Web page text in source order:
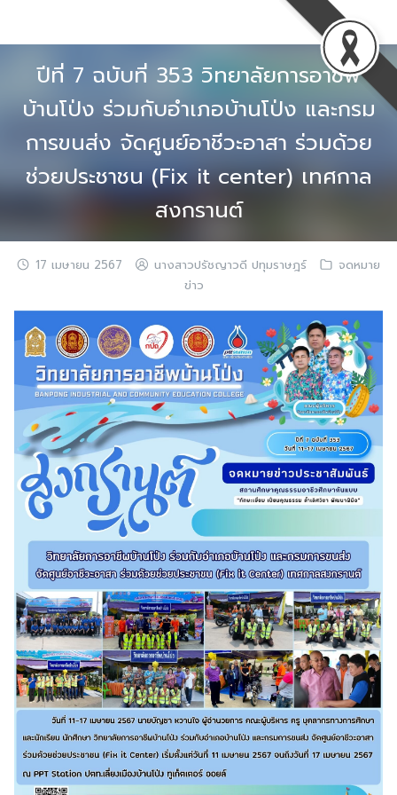
Search
for:
Search
ปีที่ 7 ฉบับที่ 353 วิทยาลัยการอาชีพ
บ้านโป่ง ร่วมกับอำเภอบ้านโป่ง และกรม
การขนส่ง จัดศูนย์อาชีวะอาสา ร่วมด้วย
ช่วยประชาชน (Fix it center) เทศกาล
สงกรานต์
17 เมษายน 2567 นางสาวปรัชญาวดี ปทุมราษฎร์
จดหมาย
ข่าว